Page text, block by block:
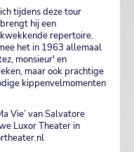
tijdens deze tour
hij een
repertoire.
het in 1963 allemaal
monsieur' en
maar ook prachtige
kippenvelmomenten
Vie’ van Salvatore
Luxor Theater in